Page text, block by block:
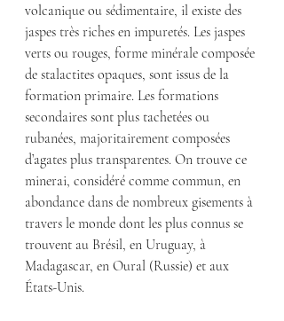
volcanique ou sédimentaire, il existe des
jaspes très riches en impuretés. Les jaspes
verts ou rouges, forme minérale composée
de stalactites opaques, sont issus de la
formation primaire. Les formations
secondaires sont plus tachetées ou
rubanées, majoritairement composées
d’agates plus transparentes. On trouve ce
minerai, considéré comme commun, en
abondance dans de nombreux gisements à
travers le monde dont les plus connus se
trouvent au Brésil, en Uruguay, à
Madagascar, en Oural (Russie) et aux
États-Unis.